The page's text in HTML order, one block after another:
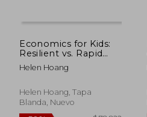
Economics for Kids:
Resilient vs. Rapid
Boom Economies (en
Inglés)
Helen Hoang
Helen Hoang, Tapa
Blanda, Nuevo